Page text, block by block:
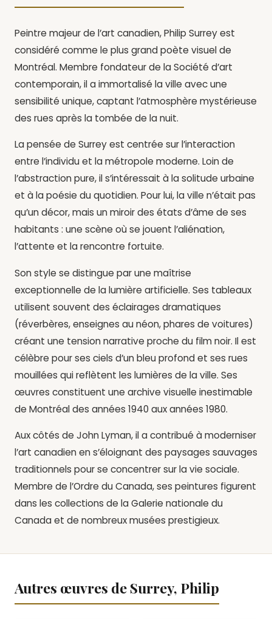
Peintre majeur de l’art canadien, Philip Surrey est
considéré comme le plus grand poète visuel de
Montréal. Membre fondateur de la Société d’art
contemporain, il a immortalisé la ville avec une
sensibilité unique, captant l’atmosphère mystérieuse
des rues après la tombée de la nuit.
La pensée de Surrey est centrée sur l’interaction
entre l’individu et la métropole moderne. Loin de
l’abstraction pure, il s’intéressait à la solitude urbaine
et à la poésie du quotidien. Pour lui, la ville n’était pas
qu’un décor, mais un miroir des états d’âme de ses
habitants : une scène où se jouent l’aliénation,
l’attente et la rencontre fortuite.
Son style se distingue par une maîtrise
exceptionnelle de la lumière artificielle. Ses tableaux
utilisent souvent des éclairages dramatiques
(réverbères, enseignes au néon, phares de voitures)
créant une tension narrative proche du film noir. Il est
célèbre pour ses ciels d’un bleu profond et ses rues
mouillées qui reflètent les lumières de la ville. Ses
œuvres constituent une archive visuelle inestimable
de Montréal des années 1940 aux années 1980.
Aux côtés de John Lyman, il a contribué à moderniser
l’art canadien en s’éloignant des paysages sauvages
traditionnels pour se concentrer sur la vie sociale.
Membre de l’Ordre du Canada, ses peintures figurent
dans les collections de la Galerie nationale du
Canada et de nombreux musées prestigieux.
Autres œuvres de Surrey, Philip